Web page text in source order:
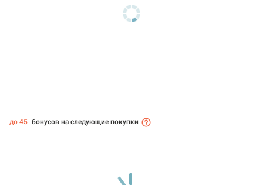
до 45 бонусов на следующие покупки